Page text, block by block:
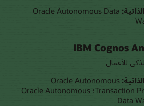
Oracle Autonomous Data
IBM Cognos
للأعمال
Oracle Autonomous
Transaction Processing Serverless؛ Oracle Autonomous
Data